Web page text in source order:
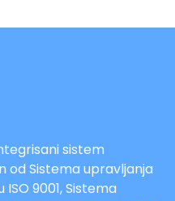
sistem
od Sistema upravljanja
9001, Sistema